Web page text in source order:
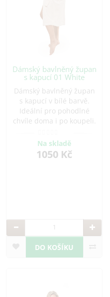
Dámský bavlněný župan
s kapucí 01 White
Dámský bavlněný župan
s kapucí v bílé barvě.
Ideální pro pohodlné
chvíle doma i po koupeli.
která je savá a příjemná
na dotek. Možnost
přidání výšivky.
Na skladě
1050 Kč
DO KOŠÍKU